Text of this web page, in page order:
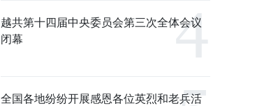
越共第十四届中央委员会第三次全体会议
闭幕
全国各地纷纷开展感恩各位英烈和老兵活